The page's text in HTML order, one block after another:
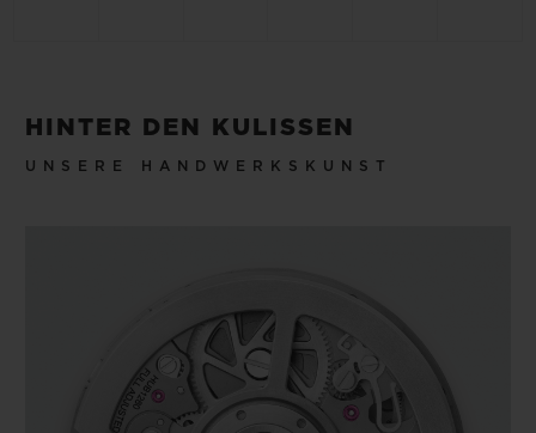
HINTER DEN KULISSEN
UNSERE HANDWERKSKUNST